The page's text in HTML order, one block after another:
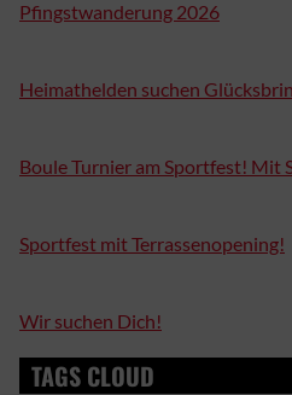
Pfingstwanderung 2026
Heimathelden suchen
Boule Turnier am Sportfest! Mit
Sportfest mit Terrassenopening!
Wir suchen Dich!
TAGS CLOUD